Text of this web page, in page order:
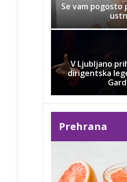
Se vam pogosto
V Ljubljano
dirigentska
Prehrana